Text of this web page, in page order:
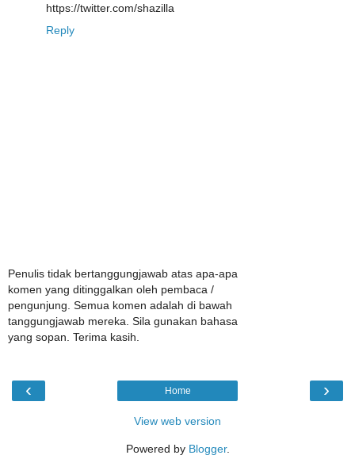
https://twitter.com/shazilla
Reply
Penulis tidak bertanggungjawab atas apa-apa
komen yang ditinggalkan oleh pembaca /
pengunjung. Semua komen adalah di bawah
tanggungjawab mereka. Sila gunakan bahasa
yang sopan. Terima kasih.
‹ ›
Home
View web version
Powered by Blogger.